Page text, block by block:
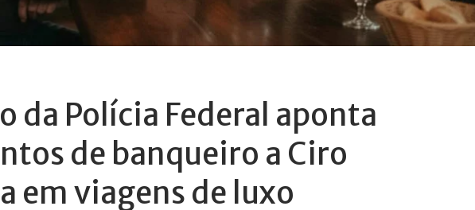
da Polícia Federal aponta
de banqueiro a Ciro
em viagens de luxo